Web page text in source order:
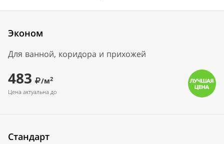
Эконом
Для ванной, коридора и прихожей
483 /м2
Цена актуальна до
Стандарт